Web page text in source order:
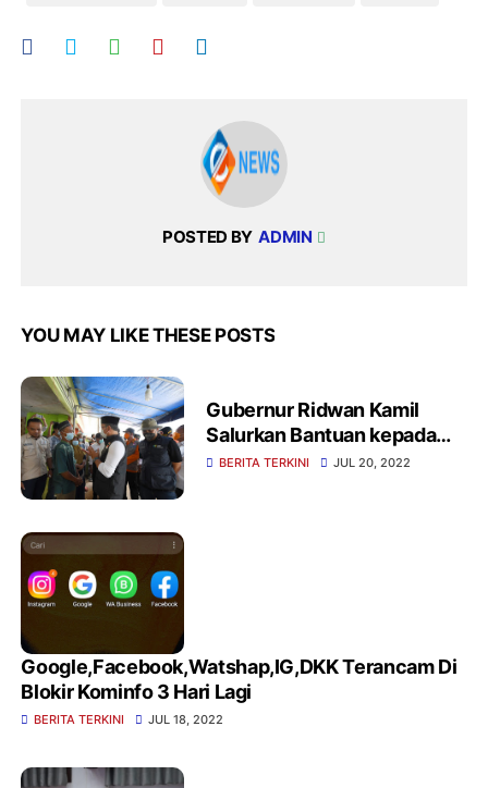
POSTED BY ADMIN
YOU MAY LIKE THESE POSTS
Gubernur Ridwan Kamil
Salurkan Bantuan kepada
Warga Bogor Terdampak
BERITA TERKINI JUL 20, 2022
Google,Facebook,Watshap,IG,DKK Terancam Di
Blokir Kominfo 3 Hari Lagi
BERITA TERKINI JUL 18, 2022